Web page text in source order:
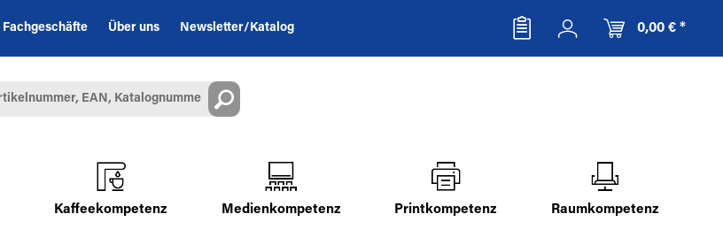
Fachgeschäfte Über uns Newsletter/Katalog 0,00 € *
Kaffeekompetenz Medienkompetenz Printkompetenz Raumkompetenz